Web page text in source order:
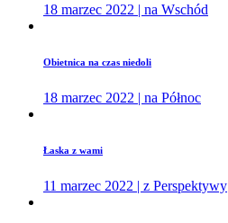
18 marzec 2022 | na Wschód
Obietnica na czas niedoli
18 marzec 2022 | na Północ
Łaska z wami
11 marzec 2022 | z Perspektywy